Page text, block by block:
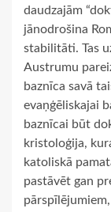
daudzajām
jānodrošina
stabilitāti. Tas
Austrumu
baznīca savā
evaņģēliskajai
baznīcai būt
kristoloģija,
katoliskā
pastāvēt gan